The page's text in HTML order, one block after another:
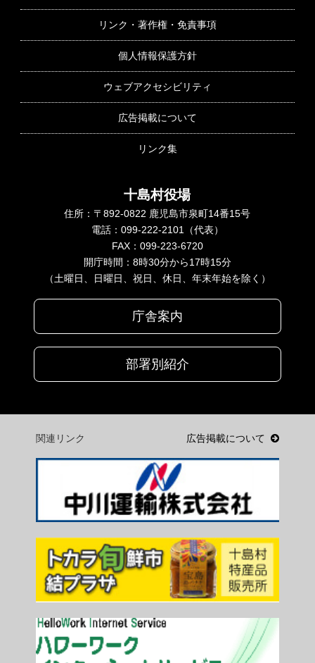
リンク・著作権・免責事項
個人情報保護方針
ウェブアクセシビリティ
広告掲載について
リンク集
十島村役場
住所：〒892-0822 鹿児島市泉町14番15号
電話：099-222-2101（代表）
FAX：099-223-6720
開庁時間：8時30分から17時15分
（土曜日、日曜日、祝日、休日、年末年始を除く）
庁舎案内
部署別紹介
関連リンク 広告掲載について